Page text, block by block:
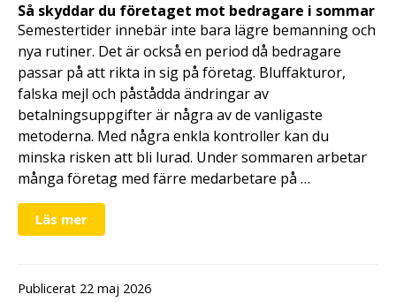
Så skyddar du företaget mot bedragare i sommar
Semestertider innebär inte bara lägre bemanning och
nya rutiner. Det är också en period då bedragare
passar på att rikta in sig på företag. Bluffakturor,
falska mejl och påstådda ändringar av
betalningsuppgifter är några av de vanligaste
metoderna. Med några enkla kontroller kan du
minska risken att bli lurad. Under sommaren arbetar
många företag med färre medarbetare på …
Läs mer
Publicerat 22 maj 2026